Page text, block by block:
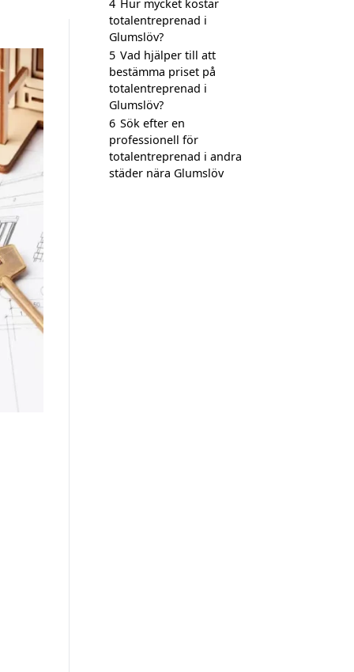
4 Hur mycket kostar
totalentreprenad i
Glumslöv?
5 Vad hjälper till att
bestämma priset på
totalentreprenad i
Glumslöv?
6 Sök efter en
professionell för
totalentreprenad i andra
städer nära Glumslöv